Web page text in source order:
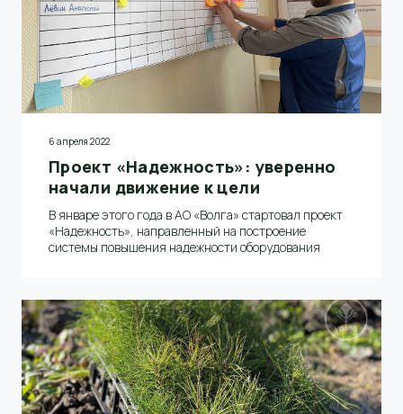
6 апреля 2022
Проект «Надежность»: уверенно
начали движение к цели
В январе этого года в АО «Волга» стартовал проект
«Надежность», направленный на построение
системы повышения надежности оборудования